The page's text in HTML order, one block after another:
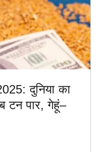
दुनिया का
टन पार, गेहूं–